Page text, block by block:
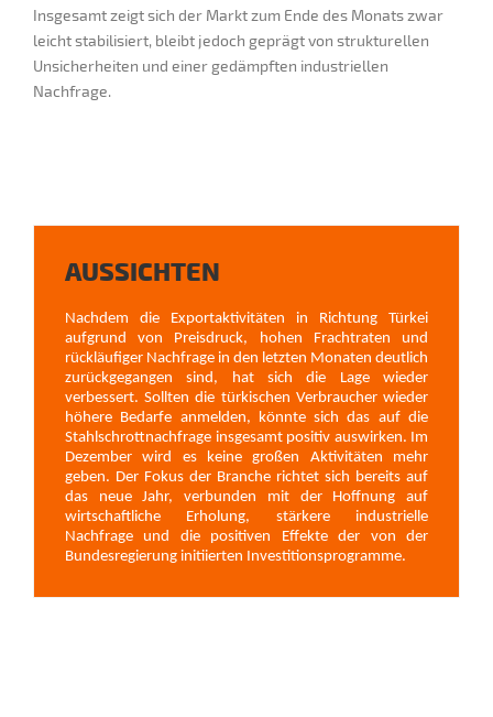
Insgesamt zeigt sich der Markt zum Ende des Monats zwar
leicht stabilisiert, bleibt jedoch geprägt von strukturellen
Unsicherheiten und einer gedämpften industriellen
Nachfrage.
AUSSICHTEN
Nachdem die Exportaktivitäten in Richtung Türkei
aufgrund von Preisdruck, hohen Frachtraten und
rückläufiger Nachfrage in den letzten Monaten deutlich
zurückgegangen sind, hat sich die Lage wieder
verbessert. Sollten die türkischen Verbraucher wieder
höhere Bedarfe anmelden, könnte sich das auf die
Stahlschrottnachfrage insgesamt positiv auswirken. Im
Dezember wird es keine großen Aktivitäten mehr
geben. Der Fokus der Branche richtet sich bereits auf
das neue Jahr, verbunden mit der Hoffnung auf
wirtschaftliche Erholung, stärkere industrielle
Nachfrage und die positiven Effekte der von der
Bundesregierung initiierten Investitionsprogramme.